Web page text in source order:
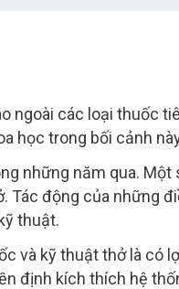
ngoài các loại thuốc
học trong bối cảnh
những năm qua. Một
Tác động của những
thuật.
và kỹ thuật thở là có
định kích thích hệ